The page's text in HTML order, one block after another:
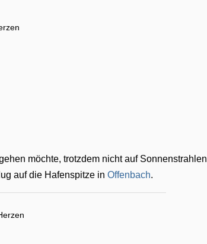
möchte, trotzdem nicht auf Sonnenstrahlen
auf die Hafenspitze inOffenbach.